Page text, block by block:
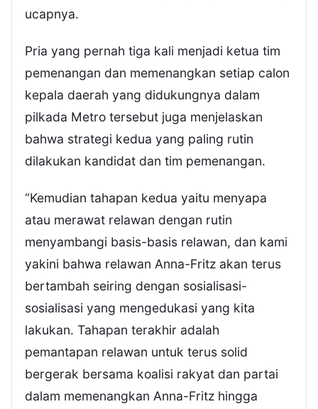
ucapnya.
Pria yang pernah tiga kali menjadi ketua tim
pemenangan dan memenangkan setiap calon
kepala daerah yang didukungnya dalam
pilkada Metro tersebut juga menjelaskan
bahwa strategi kedua yang paling rutin
dilakukan kandidat dan tim pemenangan.
“Kemudian tahapan kedua yaitu menyapa
atau merawat relawan dengan rutin
menyambangi basis-basis relawan, dan kami
yakini bahwa relawan Anna-Fritz akan terus
bertambah seiring dengan sosialisasi-
sosialisasi yang mengedukasi yang kita
lakukan. Tahapan terakhir adalah
pemantapan relawan untuk terus solid
bergerak bersama koalisi rakyat dan partai
dalam memenangkan Anna-Fritz hingga